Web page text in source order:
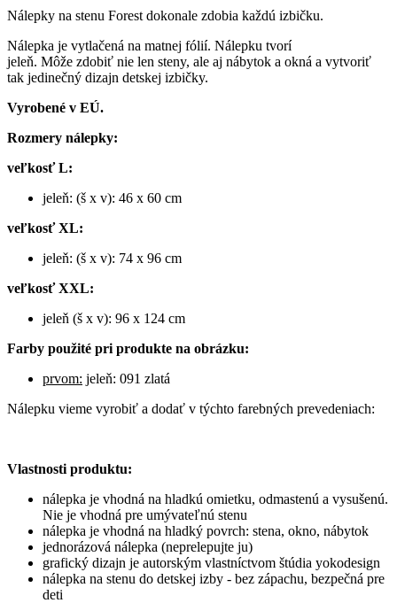
Nálepky na stenu Forest dokonale zdobia každú izbičku.
Nálepka je vytlačená na matnej fólií. Nálepku tvorí
jeleň. Môže zdobiť nie len steny, ale aj nábytok a okná a vytvoriť
tak jedinečný dizajn detskej izbičky.
Vyrobené v EÚ.
Rozmery nálepky:
veľkosť L:
jeleň: (š x v): 46 x 60 cm
veľkosť XL:
jeleň: (š x v): 74 x 96 cm
veľkosť XXL:
jeleň (š x v): 96 x 124 cm
Farby použité pri produkte na obrázku:
prvom: jeleň: 091 zlatá
Nálepku vieme vyrobiť a dodať v týchto farebných prevedeniach:
Vlastnosti produktu:
nálepka je vhodná na hladkú omietku, odmastenú a vysušenú.
Nie je vhodná pre umývateľnú stenu
nálepka je vhodná na hladký povrch: stena, okno, nábytok
jednorázová nálepka (neprelepujte ju)
grafický dizajn je autorským vlastníctvom štúdia yokodesign
nálepka na stenu do detskej izby - bez zápachu, bezpečná pre
deti